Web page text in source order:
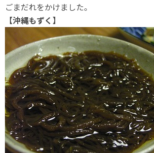
ごまだれをかけました。
【沖縄もずく】